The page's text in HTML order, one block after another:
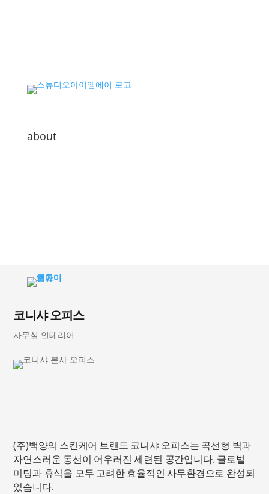
about
코니샤 오피스
사무실 인테리어
(주)백양의 스킨케어 브랜드 코니샤 오피스는 곡선형 벽과
자연스러운 동선이 어우러진 세련된 공간입니다. 글로벌
미팅과 휴식을 모두 고려한 효율적인 사무환경으로 완성되
었습니다.